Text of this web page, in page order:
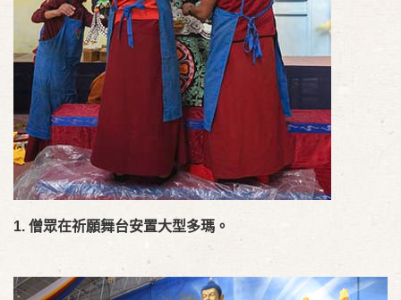
1. 僧眾在祈願舞台安置大型多瑪。